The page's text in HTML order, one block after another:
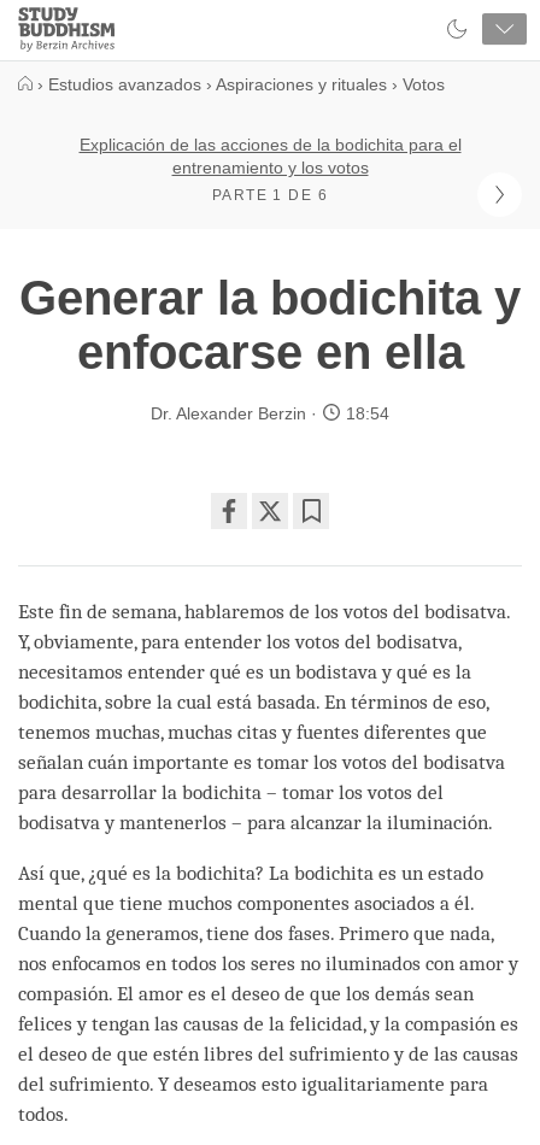
Close
Study
Buddhism
› Estudios avanzados › Aspiraciones y rituales › Votos
Explicación de las acciones de la bodichita para el
entrenamiento y los votos
PARTE 1 DE 6
Generar la bodichita y
enfocarse en ella
Dr. Alexander Berzin 18:54
on
facebook
Este fin de semana, hablaremos de los votos del bodisatva.
Y, obviamente, para entender los votos del bodisatva,
necesitamos entender qué es un bodistava y qué es la
bodichita, sobre la cual está basada. En términos de eso,
tenemos muchas, muchas citas y fuentes diferentes que
señalan cuán importante es tomar los votos del bodisatva
para desarrollar la bodichita – tomar los votos del
bodisatva y mantenerlos – para alcanzar la iluminación.
Así que, ¿qué es la bodichita? La bodichita es un estado
mental que tiene muchos componentes asociados a él.
Cuando la generamos, tiene dos fases. Primero que nada,
nos enfocamos en todos los seres no iluminados con amor y
compasión. El amor es el deseo de que los demás sean
felices y tengan las causas de la felicidad, y la compasión es
el deseo de que estén libres del sufrimiento y de las causas
del sufrimiento. Y deseamos esto igualitariamente para
todos.